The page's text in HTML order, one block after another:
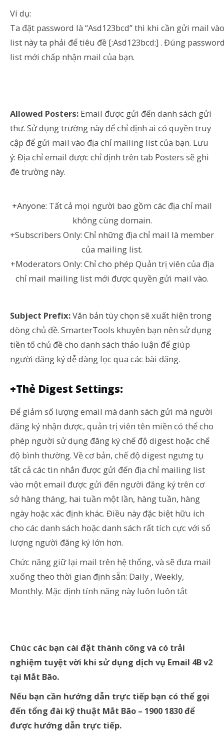
Ví dụ:
Ta đặt password là “Asd123bcd” thì khi cần gửi mail
list này ta phải để tiêu đề [:Asd123bcd:] . Đúng
list mới chấp nhận mail của bạn.
Allowed Posters: Email được gửi đến danh sách gửi
thư. Sử dụng trường này để chỉ định ai có quyền truy
cập để gửi mail vào địa chỉ mailing list của bạn. Lưu
ý: Địa chỉ email được chỉ định trên tab Posters sẽ ghi
đè trường này.
+Anyone: Tất cả mọi người bao gồm các địa chỉ mail
không cùng domain.
+Subscribers Only: Chỉ những địa chỉ mail là member
của mailing list.
+Moderators Only: Chỉ cho phép Quản trị viên của địa
chỉ mail mailing list mới được quyền gửi mail vào.
Subject Prefix:Văn bản tùy chọn sẽ xuất hiện trong
dòng chủ đề. SmarterTools khuyên bạn nên sử dụng
tiền tố chủ đề cho danh sách thảo luận để giúp
người đăng ký dễ dàng lọc qua các bài đăng.
+Thẻ Digest Settings:
Để giảm số lượng email mà danh sách gửi mà người
đăng ký nhận được, quản trị viên tên miền có thể cho
phép người sử dụng đăng ký chế độ digest hoặc chế
độ bình thường. Về cơ bản, chế độ digest ngưng tụ
tất cả các tin nhắn được gửi đến địa chỉ mailing list
vào một email được gửi đến người đăng ký trên cơ
sở hàng tháng, hai tuần một lần, hàng tuần, hàng
ngày hoặc xác định khác. Điều này đặc biệt hữu ích
cho các danh sách hoặc danh sách rất tích cực với số
lượng người đăng ký lớn hơn.
Chức năng giữ lại mail trên hệ thống, và sẽ đưa mail
xuống theo thời gian định sẵn: Daily , Weekly,
Monthly. Mặc định tính năng này luôn luôn tắt
Chúc các bạn cài đặt thành công và có trải
nghiệm tuyệt vời khi sử dụng dịch vụ Email 4B v2
tại Mắt Bão.
Nếu bạn cần hướng dẫn trực tiếp bạn có thể gọi
đến tổng đài kỹ thuật Mắt Bão – 1900 1830 để
được hướng dẫn trực tiếp.